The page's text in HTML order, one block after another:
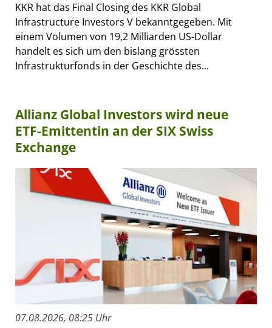
KKR hat das Final Closing des KKR Global
Infrastructure Investors V bekanntgegeben. Mit
einem Volumen von 19,2 Milliarden US-Dollar
handelt es sich um den bislang grössten
Infrastrukturfonds in der Geschichte des...
Allianz Global Investors wird neue
ETF-Emittentin an der SIX Swiss
Exchange
07.08.2026, 08:25 Uhr